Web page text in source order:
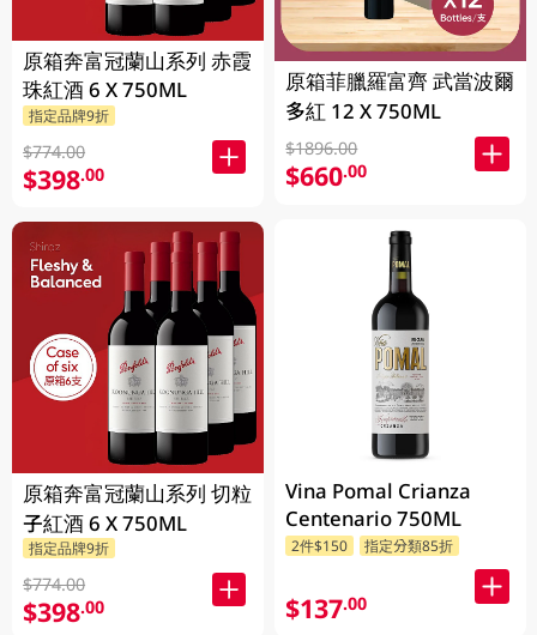
原箱奔富冠蘭山系列 赤霞
珠紅酒 6 X 750ML
指定品牌9折
$774.00
$398.00
原箱奔富冠蘭山系列 切粒
子紅酒 6 X 750ML
指定品牌9折
$774.00
$398.00
原箱菲臘羅富齊 武當波爾
多紅 12 X 750ML
$1896.00
$660.00
Vina Pomal Crianza
Centenario 750ML
2件$150 指定分類85折
$137.00